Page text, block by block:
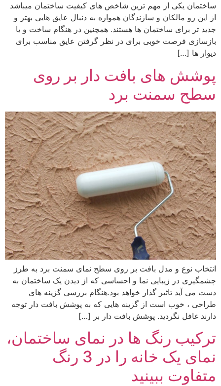
ساختمان یکی از مهم ترین شاخص های کیفیت ساختمان میباشد
از این رو مالکان و سازندگان همواره به دنبال عایق هایی بهتر و
جدید تر برای ساختمان ها هستند. همچنین در هنگام ساخت و یا
بازسازی فرصت خوبی برای در نظر گرفتن عایق مناسب برای
دیوار ها […]
پوشش های بافت دار بر روی
سطح سمنت برد
انتخاب نوع و مدل بافت بر روی سطح نمای سمنت برد به طرز
چشمگیری در زیبایی نما و احساسی که از دیدن یک ساختمان به
دست می آید تاثیر گذار خواهد بود.هنگام بررسی گزینه های
طراحی ، خوب است از گزینه هایی که به پوشش بافت دار توجه
دارند غافل نگردید. پوشش بافت دار بر […]
ترکیب رنگ ها در نمای ساختمان،
نمای یک خانه را در 3 رنگ
متفاوت ببینید